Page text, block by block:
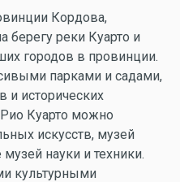
Кордова,
берегу реки Куарто и
городов в провинции.
парками и садами,
и исторических
Куарто можно
искусств, музей
науки и техники.
культурными